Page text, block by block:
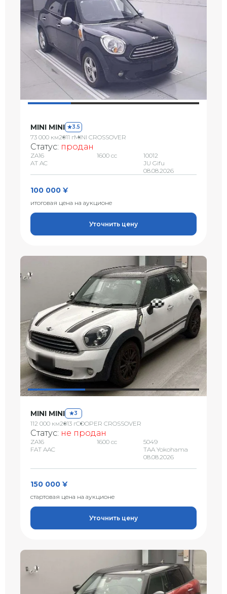
MINI MINI 3.5
73 000 км2011 гMINI CROSSOVER
Статус: продан
ZA16
AT AC
1600 сс
10012
JU Gifu
08.08.2026
100 000 ¥
итоговая цена на аукционе
Уточнить цену
MINI MINI 3
112 000 км2013 гCOOPER CROSSOVER
Статус: не продан
ZA16
FAT AAC
1600 сс
5049
TAA Yokohama
08.08.2026
150 000 ¥
стартовая цена на аукционе
Уточнить цену